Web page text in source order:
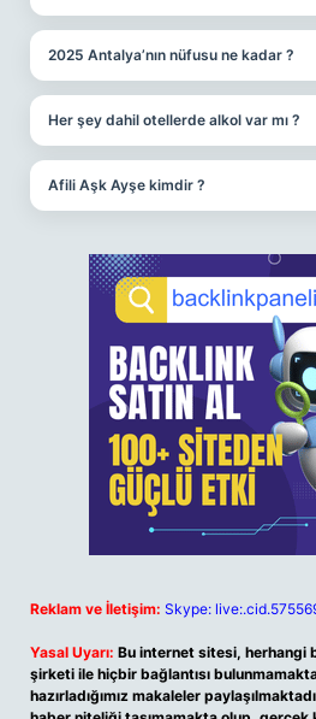
2025 Antalya’nın nüfusu ne kadar ?
Her şey dahil otellerde alkol var mı ?
Afili Aşk Ayşe kimdir ?
Reklam ve İletişim: Skype:
Yasal Uyarı: Bu internet sitesi, herhangi
şirketi ile hiçbir bağlantısı
hazırladığımız makaleler